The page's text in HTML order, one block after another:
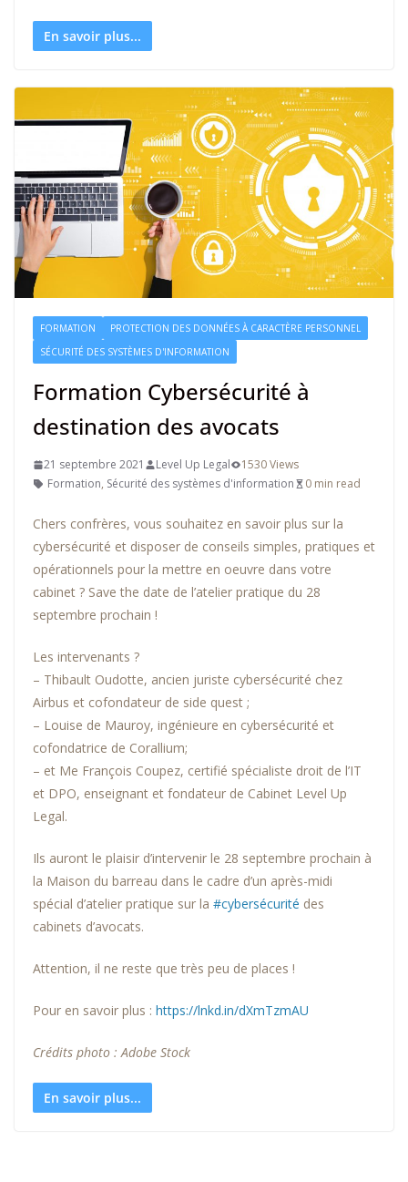
En savoir plus...
FORMATION
PROTECTION DES DONNÉES À CARACTÈRE PERSONNEL
SÉCURITÉ DES SYSTÈMES D'INFORMATION
Formation Cybersécurité à
destination des avocats
21 septembre 2021 Level Up Legal
1530 Views
Formation, Sécurité des systèmes d'information 0 min read
Chers confrères, vous souhaitez en savoir plus sur la
cybersécurité et disposer de conseils simples, pratiques et
opérationnels pour la mettre en oeuvre dans votre
cabinet ? Save the date de l’atelier pratique du 28
septembre prochain !
Les intervenants ?
– Thibault Oudotte, ancien juriste cybersécurité chez
Airbus et cofondateur de side quest ;
– Louise de Mauroy, ingénieure en cybersécurité et
cofondatrice de Corallium;
– et Me François Coupez, certifié spécialiste droit de l’IT
et DPO, enseignant et fondateur de Cabinet Level Up
Legal.
Ils auront le plaisir d’intervenir le 28 septembre prochain à
la Maison du barreau dans le cadre d’un après-midi
spécial d’atelier pratique sur la #cybersécurité des
cabinets d’avocats.
Attention, il ne reste que très peu de places !
Pour en savoir plus : https://lnkd.in/dXmTzmAU
Crédits photo : Adobe Stock
En savoir plus...